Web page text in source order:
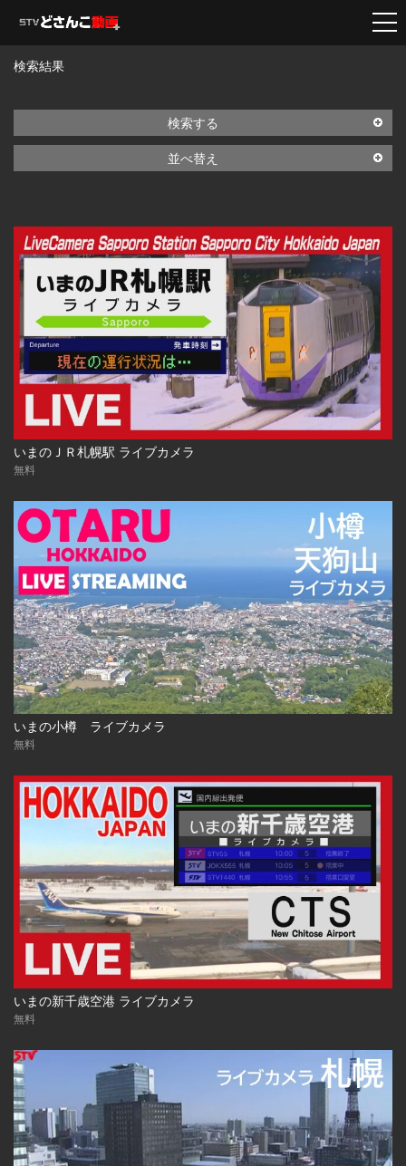
検索結果
検索する
並べ替え
いまのＪＲ札幌駅 ライブカメラ
無料
いまの小樽 ライブカメラ
無料
いまの新千歳空港 ライブカメラ
無料